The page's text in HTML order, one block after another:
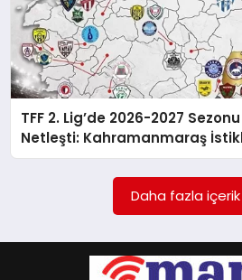
GÖKSUN
TÜRKOĞLU
PAZARCIK
TFF 2. Lig’de 2026-2027
Netleşti: Kahramanmaraş
ve Deplasman Stratejisi
Daha fazla içerik